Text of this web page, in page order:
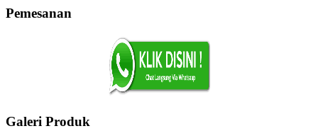
Pemesanan
Galeri Produk